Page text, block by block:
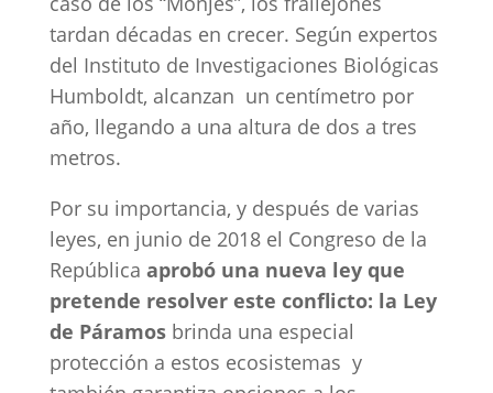
tardan décadas en crecer. Según expertos
del Instituto de Investigaciones Biológicas
Humboldt, alcanzan un centímetro por
año, llegando a una altura de dos a tres
metros.
Por su importancia, y después de varias
leyes, en junio de 2018 el Congreso de la
República aprobó una nueva ley que
pretende resolver este conflicto: la Ley
de Páramos brinda una especial
protección a estos ecosistemas y